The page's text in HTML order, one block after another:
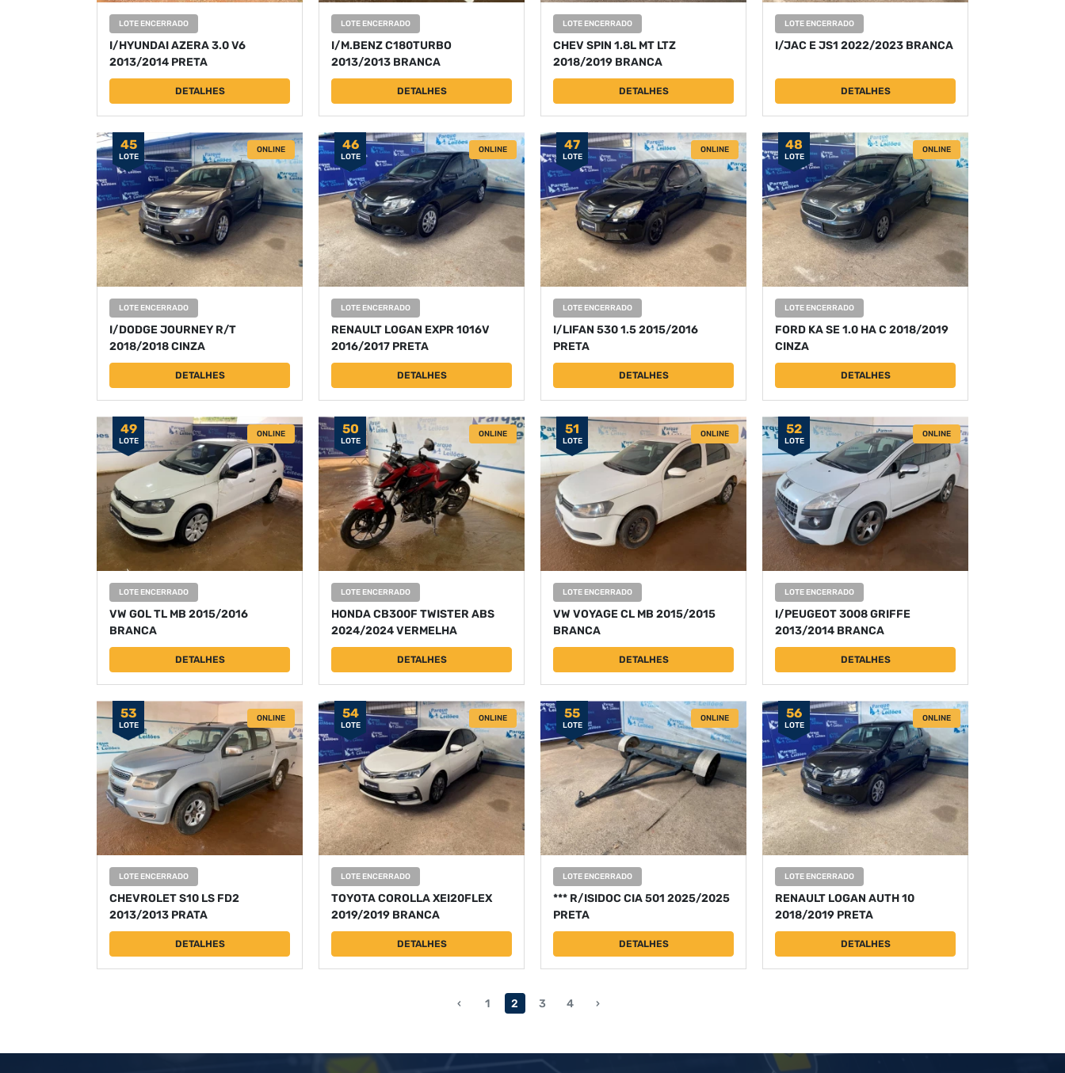
LOTE ENCERRADO
I/HYUNDAI AZERA 3.0 V6
2013/2014 PRETA
DETALHES
LOTE ENCERRADO
I/M.BENZ C180TURBO
2013/2013 BRANCA
DETALHES
LOTE ENCERRADO
CHEV SPIN 1.8L MT LTZ
2018/2019 BRANCA
DETALHES
LOTE ENCERRADO
I/JAC E JS1 2022/2023 BRANCA
DETALHES
45
LOTE
ONLINE
LOTE ENCERRADO
I/DODGE JOURNEY R/T
2018/2018 CINZA
DETALHES
46
LOTE
ONLINE
LOTE ENCERRADO
RENAULT LOGAN EXPR 1016V
2016/2017 PRETA
DETALHES
47
LOTE
ONLINE
LOTE ENCERRADO
I/LIFAN 530 1.5 2015/2016
PRETA
DETALHES
48
LOTE
ONLINE
LOTE ENCERRADO
FORD KA SE 1.0 HA C 2018/2019
CINZA
DETALHES
49
LOTE
ONLINE
LOTE ENCERRADO
VW GOL TL MB 2015/2016
BRANCA
DETALHES
50
LOTE
ONLINE
LOTE ENCERRADO
HONDA CB300F TWISTER ABS
2024/2024 VERMELHA
DETALHES
51
LOTE
ONLINE
LOTE ENCERRADO
VW VOYAGE CL MB 2015/2015
BRANCA
DETALHES
52
LOTE
ONLINE
LOTE ENCERRADO
I/PEUGEOT 3008 GRIFFE
2013/2014 BRANCA
DETALHES
53
LOTE
ONLINE
LOTE ENCERRADO
CHEVROLET S10 LS FD2
2013/2013 PRATA
DETALHES
54
LOTE
ONLINE
LOTE ENCERRADO
TOYOTA COROLLA XEI20FLEX
2019/2019 BRANCA
DETALHES
55
LOTE
ONLINE
LOTE ENCERRADO
*** R/ISIDOC CIA 501 2025/2025
PRETA
DETALHES
56
LOTE
ONLINE
LOTE ENCERRADO
RENAULT LOGAN AUTH 10
2018/2019 PRETA
DETALHES
‹ 1 2 3 4 ›